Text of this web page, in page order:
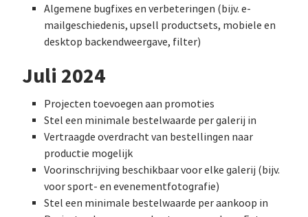
Algemene bugfixes en verbeteringen (bijv. e-
mailgeschiedenis, upsell productsets, mobiele en
desktop backendweergave, filter)
Juli 2024
Projecten toevoegen aan promoties
Stel een minimale bestelwaarde per galerij in
Vertraagde overdracht van bestellingen naar
productie mogelijk
Voorinschrijving beschikbaar voor elke galerij (bijv.
voor sport- en evenementfotografie)
Stel een minimale bestelwaarde per aankoop in